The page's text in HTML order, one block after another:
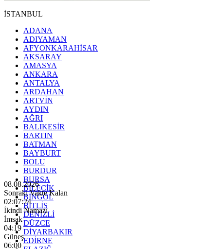
İSTANBUL
ADANA
ADIYAMAN
AFYONKARAHİSAR
AKSARAY
AMASYA
ANKARA
ANTALYA
ARDAHAN
ARTVİN
AYDIN
AĞRI
BALIKESİR
BARTIN
BATMAN
BAYBURT
BOLU
BURDUR
BURSA
BİLECİK
BİNGÖL
BİTLİS
DENİZLİ
DÜZCE
DİYARBAKIR
EDİRNE
08.08.2026
Sonraki Vakte Kalan
02:07:22
İkindi Namazı
İmsak
04:19
Güneş
06:00